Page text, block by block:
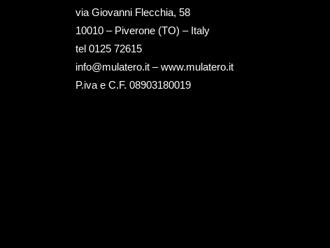
via Giovanni Flecchia, 58
10010 – Piverone (TO) – Italy
tel ‭0125 72615‬
info@mulatero.it –www.mulatero.it
P.iva e C.F. 08903180019